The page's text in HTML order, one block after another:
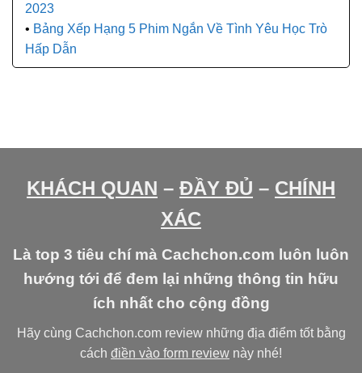
2023
Bảng Xếp Hạng 5 Phim Ngắn Về Tình Yêu Học Trò
Hấp Dẫn
KHÁCH QUAN – ĐẦY ĐỦ – CHÍNH
XÁC
Là top 3 tiêu chí mà Cachchon.com luôn luôn
hướng tới để đem lại những thông tin hữu
ích nhất cho cộng đồng
Hãy cùng Cachchon.com review những địa điểm tốt bằng
cách điền vào form review này nhé!